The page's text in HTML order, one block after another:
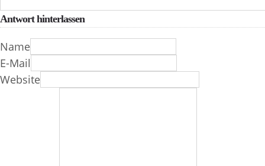
Antwort hinterlassen
Name
E-Mail
Website